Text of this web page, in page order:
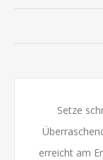
Setze
erreicht am